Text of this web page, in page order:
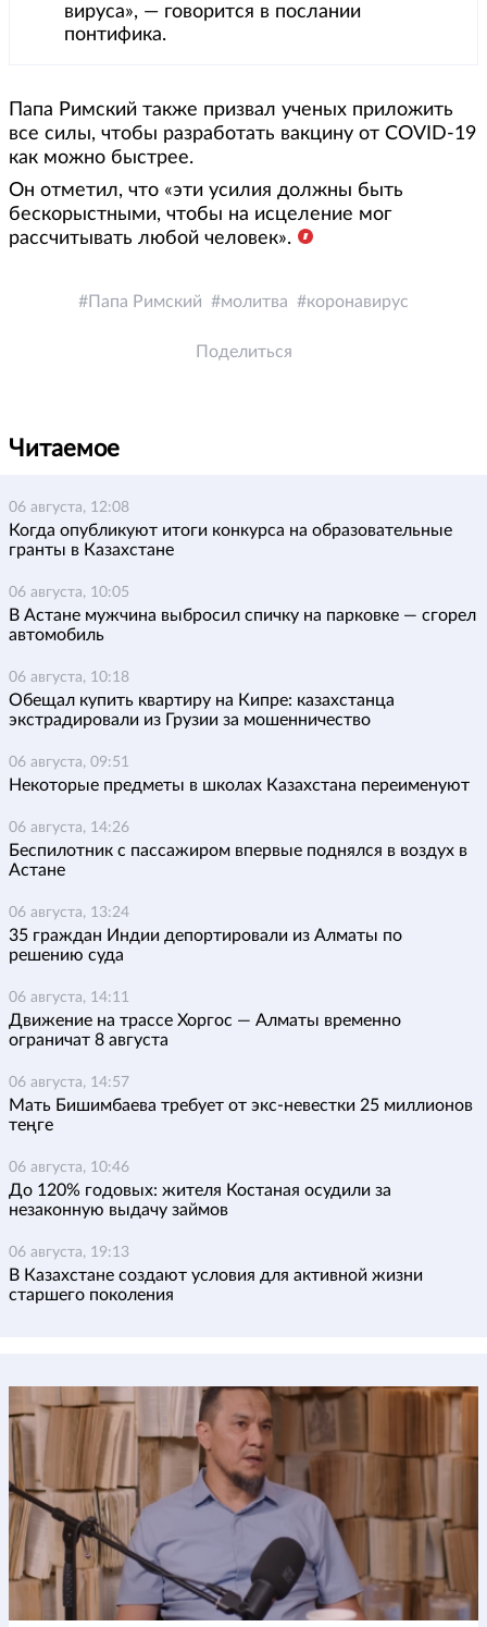
вируса», — говорится в послании
понтифика.
Папа Римский также призвал ученых приложить
все силы, чтобы разработать вакцину от COVID-19
как можно быстрее.
Он отметил, что «эти усилия должны быть
бескорыстными, чтобы на исцеление мог
рассчитывать любой человек».
Папа Римский молитва коронавирус
Поделиться
Читаемое
06 августа, 12:08
Когда опубликуют итоги конкурса на образовательные
гранты в Казахстане
06 августа, 10:05
В Астане мужчина выбросил спичку на парковке — сгорел
автомобиль
06 августа, 10:18
Обещал купить квартиру на Кипре: казахстанца
экстрадировали из Грузии за мошенничество
06 августа, 09:51
Некоторые предметы в школах Казахстана переименуют
06 августа, 14:26
Беспилотник с пассажиром впервые поднялся в воздух в
Астане
06 августа, 13:24
35 граждан Индии депортировали из Алматы по
решению суда
06 августа, 14:11
Движение на трассе Хоргос — Алматы временно
ограничат 8 августа
06 августа, 14:57
Мать Бишимбаева требует от экс-невестки 25 миллионов
теңге
06 августа, 10:46
До 120% годовых: жителя Костаная осудили за
незаконную выдачу займов
06 августа, 19:13
В Казахстане создают условия для активной жизни
старшего поколения